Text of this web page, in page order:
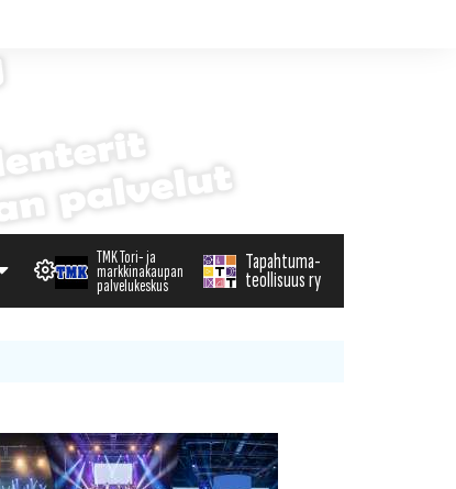
TMK Tori- ja
markkinakaupan
palvelukeskus
Tapahtuma-
teollisuus ry